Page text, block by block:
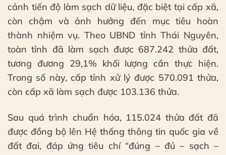
cảnh tiến độ làm sạch dữ liệu, đặc biệt tại cấp xã,
còn chậm và ảnh hưởng đến mục tiêu hoàn
thành nhiệm vụ. Theo UBND tỉnh Thái Nguyên,
toàn tỉnh đã làm sạch được 687.242 thửa đất,
tương đương 29,1% khối lượng cần thực hiện.
Trong số này, cấp tỉnh xử lý được 570.091 thửa,
còn cấp xã làm sạch được 103.136 thửa.
Sau quá trình chuẩn hóa, 115.024 thửa đất đã
được đồng bộ lên Hệ thống thông tin quốc gia về
đất đai, đáp ứng tiêu chí “đúng – đủ – sạch –